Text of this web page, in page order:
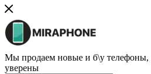
Мы продаем новые и б\у телефоны,
уверены